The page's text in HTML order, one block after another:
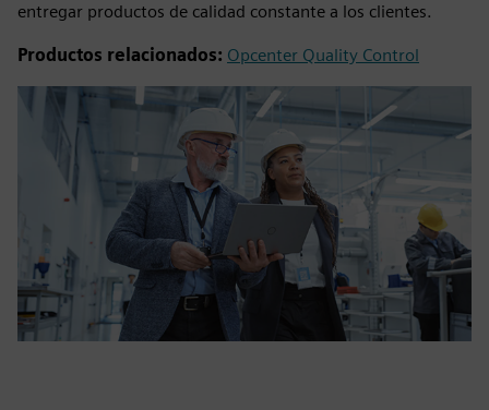
entregar productos de calidad constante a los clientes.
Productos relacionados: Opcenter Quality Control